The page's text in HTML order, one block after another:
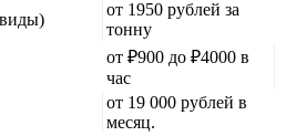
от 1950 рублей за
тонну
от ₽900 до ₽4000 в
час
от 19 000 рублей в
месяц.